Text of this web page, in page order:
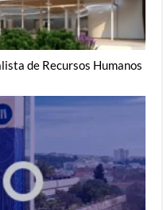
de Recursos Humanos